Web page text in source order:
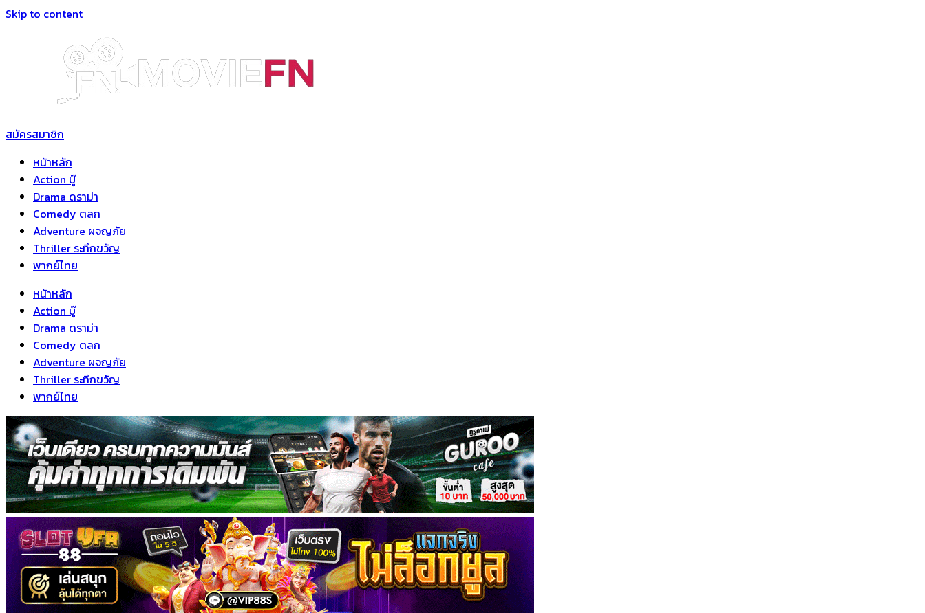
Skip to content
สมัครสมาชิก
หน้าหลัก
Action บู๊
Drama ดราม่า
Comedy ตลก
Adventure ผจญภัย
Thriller ระทึกขวัญ
พากย์ไทย
หน้าหลัก
Action บู๊
Drama ดราม่า
Comedy ตลก
Adventure ผจญภัย
Thriller ระทึกขวัญ
พากย์ไทย